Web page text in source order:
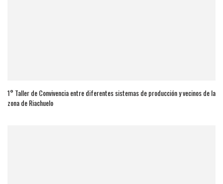
1° Taller de Convivencia entre diferentes sistemas de producción y vecinos de la
zona de Riachuelo